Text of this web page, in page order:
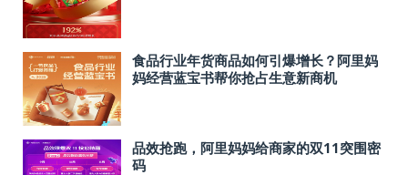
食品行业年货商品如何引爆增长？阿里妈
妈经营蓝宝书帮你抢占生意新商机
品效抢跑，阿里妈妈给商家的双11突围密
码